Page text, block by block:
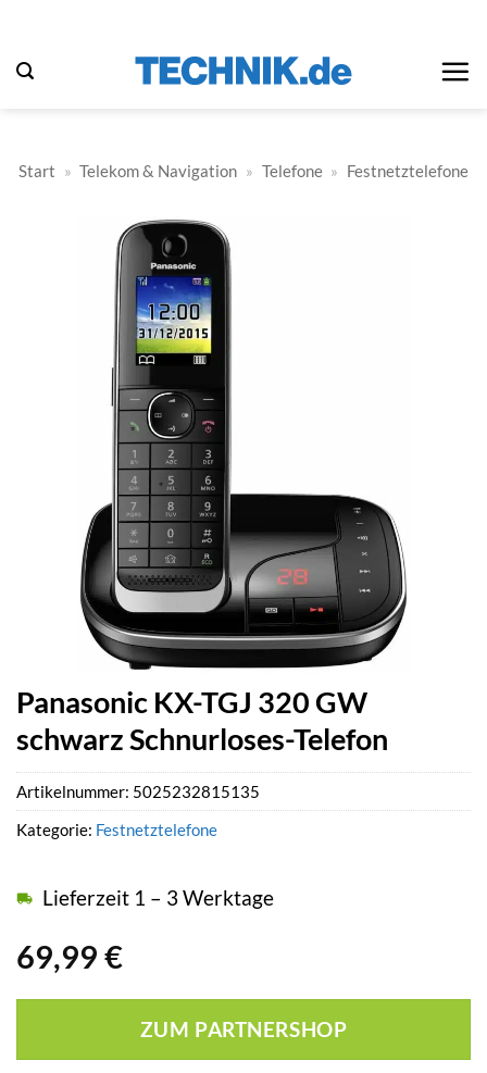
springen
Start » Telekom & Navigation » Telefone » Festnetztelefone
Panasonic KX-TGJ 320 GW
schwarz Schnurloses-Telefon
69,99 €
Lieferzeit 1 – 3 Werktage
ZUM PARTNERSHOP
Artikelnummer: 5025232815135
Kategorie: Festnetztelefone